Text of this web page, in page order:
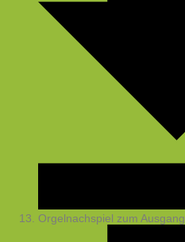
Orgelnachspiel zum Ausgang